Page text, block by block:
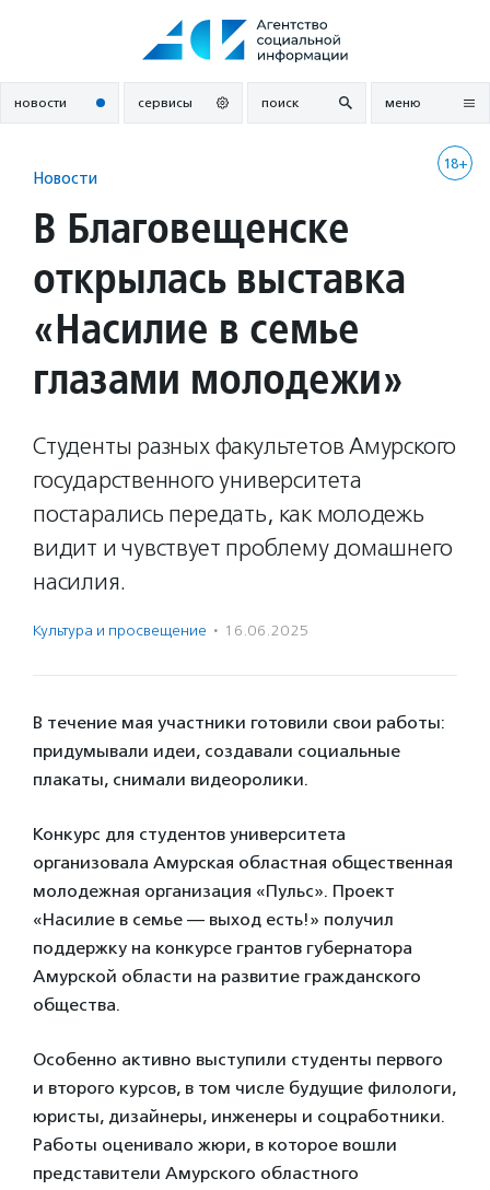
новости сервисы поиск меню
18+
Новости
В Благовещенске
открылась выставка
«Насилие в семье
глазами молодежи»
Студенты разных факультетов Амурского
государственного университета
постарались передать, как молодежь
видит и чувствует проблему домашнего
насилия.
Культура и просвещение · 16.06.2025
В течение мая участники готовили свои работы:
придумывали идеи, создавали социальные
плакаты, снимали видеоролики.
Конкурс для студентов университета
организовала Амурская областная общественная
молодежная организация «Пульс». Проект
«Насилие в семье — выход есть!» получил
поддержку на конкурсе грантов губернатора
Амурской области на развитие гражданского
общества.
Особенно активно выступили студенты первого
и второго курсов, в том числе будущие филологи,
юристы, дизайнеры, инженеры и соцработники.
Работы оценивало жюри, в которое вошли
представители Амурского областного